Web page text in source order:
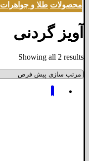
محصولات طلا و جواهرات
آویز گردنی
Showing all 2 results